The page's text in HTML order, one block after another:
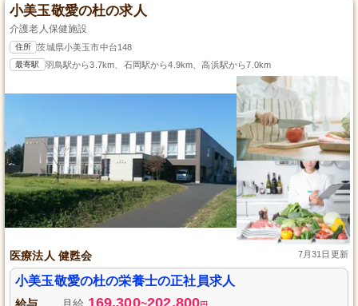
小美玉敬愛の杜の求人
介護老人保健施設
住所 茨城県小美玉市中台148
最寄駅 羽鳥駅から3.7km、石岡駅から4.9km、高浜駅から7.0km
医療法人 健甦会 7月31日更新
小美玉敬愛の杜の栄養士の正社員求人
169,300 202,800